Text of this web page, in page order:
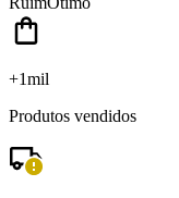
+1mil
Produtos vendidos